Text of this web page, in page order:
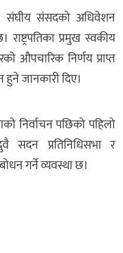
संघीय संसदको अधिवेशन
प्रमुख स्वकीय
औपचारिक निर्णय प्राप्त
जानकारी दिए।
निर्वाचन पछिको पहिलो
प्रतिनिधिसभा र
गर्ने व्यवस्था छ।